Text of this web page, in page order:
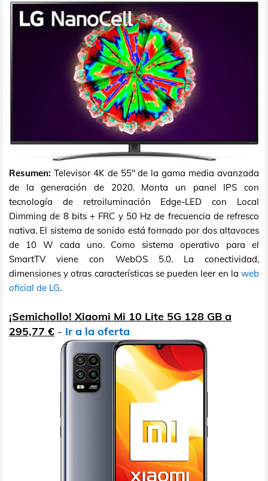
Resumen: Televisor 4K de 55" de la gama media avanzada
de la generación de 2020. Monta un panel IPS con
tecnología de retroiluminación Edge-LED con Local
Dimming de 8 bits + FRC y 50 Hz de frecuencia de refresco
nativa. El sistema de sonido está formado por dos altavoces
de 10 W cada uno. Como sistema operativo para el
SmartTV viene con WebOS 5.0. La conectividad,
dimensiones y otras características se pueden leer en la web
oficial de LG.
¡Semichollo! Xiaomi Mi 10 Lite 5G 128 GB a
295,77 € - Ir a la oferta